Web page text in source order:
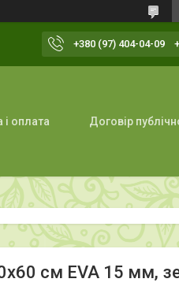
+380 (97) 404-04-09
оплата Договір
см EVA 15 мм,